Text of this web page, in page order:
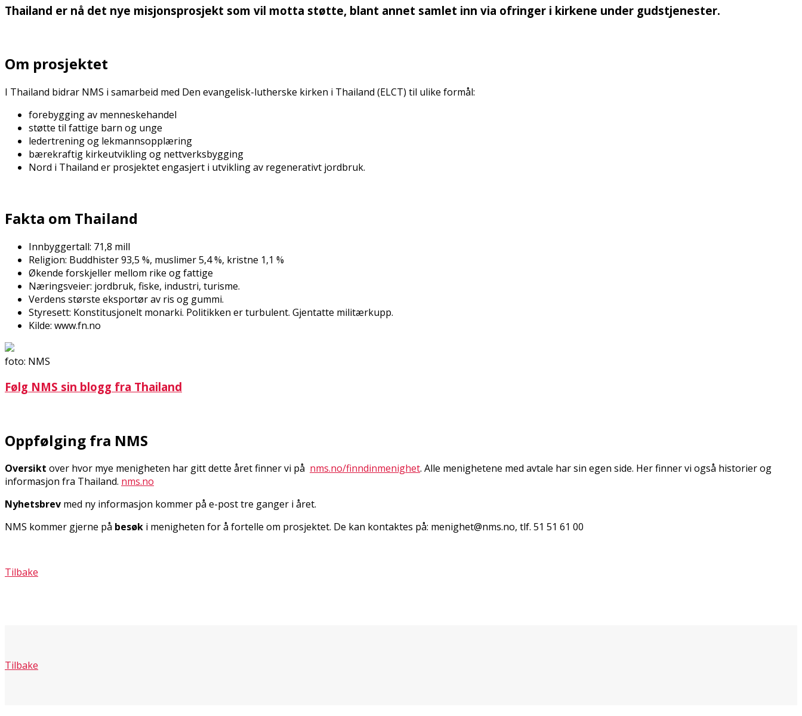
Thailand er nå det nye misjonsprosjekt som vil motta støtte, blant annet samlet inn via ofringer i kirkene under gudstjenester.
Om prosjektet
I Thailand bidrar NMS i samarbeid med Den evangelisk-lutherske kirken i Thailand (ELCT) til ulike formål:
forebygging av menneskehandel
støtte til fattige barn og unge
ledertrening og lekmannsopplæring
bærekraftig kirkeutvikling og nettverksbygging
Nord i Thailand er prosjektet engasjert i utvikling av regenerativt jordbruk.
Fakta om Thailand
Innbyggertall: 71,8 mill
Religion: Buddhister 93,5 %, muslimer 5,4 %, kristne 1,1 %
Økende forskjeller mellom rike og fattige
Næringsveier: jordbruk, fiske, industri, turisme.
Verdens største eksportør av ris og gummi.
Styresett: Konstitusjonelt monarki. Politikken er turbulent. Gjentatte militærkupp.
Kilde: www.fn.no
foto: NMS
Følg NMS sin blogg fra Thailand
Oppfølging fra NMS
Oversikt over hvor mye menigheten har gitt dette året finner vi på nms.no/finndinmenighet. Alle menighetene med avtale har sin egen side. Her finner vi også historier og
informasjon fra Thailand. nms.no
Nyhetsbrev med ny informasjon kommer på e-post tre ganger i året.
NMS kommer gjerne på besøk i menigheten for å fortelle om prosjektet. De kan kontaktes på: menighet@nms.no, tlf. 51 51 61 00
Tilbake
Tilbake